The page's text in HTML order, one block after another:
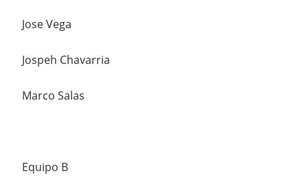
Jose Vega
Jospeh Chavarria
Marco Salas
Equipo B